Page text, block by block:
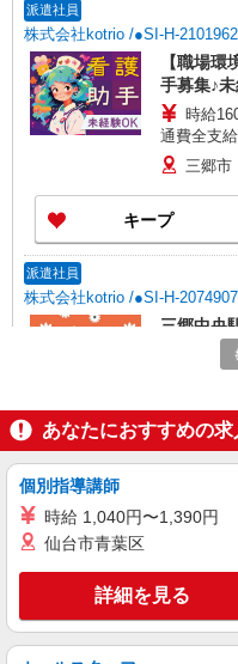
派遣社員
株式会社kotrio /●SI-H-2101962
【職場
手募集♪未
時給
通費全支
三郷市
キープ
派遣社員
株式会社kotrio /●SI-H-2074907
三郷中央
育て世代
三郷市
アルバイト パート
日研トータルソーシング株
【看護助手】
看護助手
あなたにおすすめの求
個別指導講師
時給 1,040円〜1,390円
仙台市青葉区
詳細を見る